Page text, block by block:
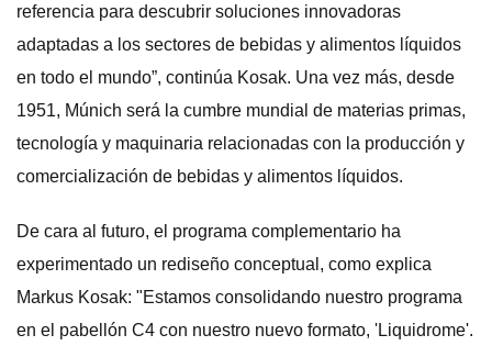
referencia para descubrir soluciones innovadoras
adaptadas a los sectores de bebidas y alimentos líquidos
en todo el mundo”, continúa Kosak. Una vez más, desde
1951, Múnich será la cumbre mundial de materias primas,
tecnología y maquinaria relacionadas con la producción y
comercialización de bebidas y alimentos líquidos.
De cara al futuro, el programa complementario ha
experimentado un rediseño conceptual, como explica
Markus Kosak: "Estamos consolidando nuestro programa
en el pabellón C4 con nuestro nuevo formato, 'Liquidrome'.